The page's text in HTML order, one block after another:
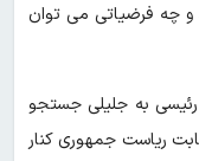
و چه فرضیاتی می توان
به جلیلی جستجو
رقابت ریاست جمهوری کنار